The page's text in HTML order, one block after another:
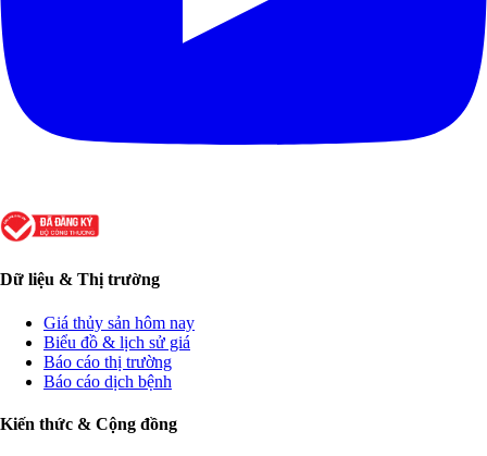
Dữ liệu & Thị trường
Giá thủy sản hôm nay
Biểu đồ & lịch sử giá
Báo cáo thị trường
Báo cáo dịch bệnh
Kiến thức & Cộng đồng